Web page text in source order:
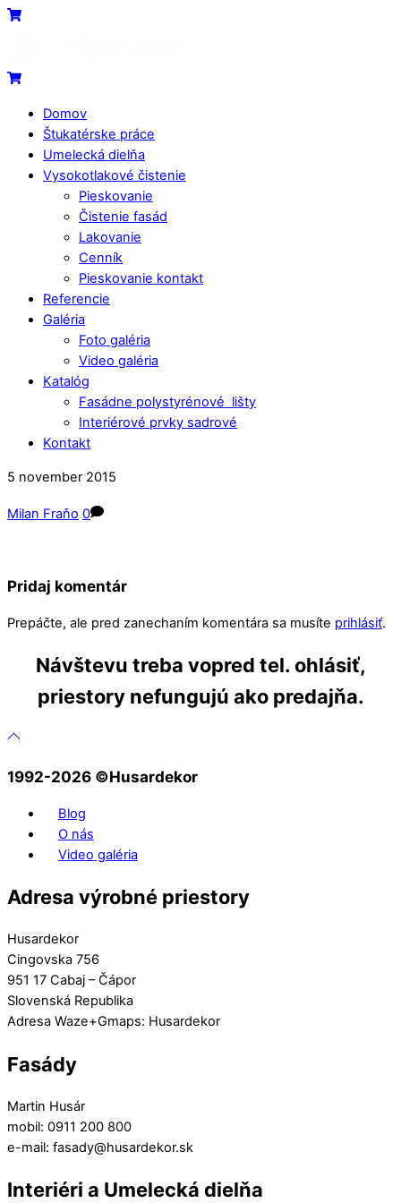
Skip
Menu
Cart
Cart
Domov
Štukatérske práce
Umelecká dielňa
Vysokotlakové čistenie
Pieskovanie
Čistenie fasád
Lakovanie
Cenník
Pieskovanie kontakt
Referencie
Galéria
Foto galéria
Video galéria
Katalóg
Fasádne polystyrénové lišty
Interiérové prvky sadrové
Kontakt
Close
Close
5 november 2015
Milan Fraňo 0
Pridaj komentár
Prepáčte, ale pred zanechaním komentára sa musíte prihlásiť.
Návštevu treba vopred tel. ohlásiť,
priestory nefungujú ako predajňa.
1992-2026 ©️Husardekor
Blog
O nás
Video galéria
Adresa výrobné priestory
Husardekor
Cingovska 756
951 17 Cabaj – Čápor
Slovenská Republika
Adresa Waze+Gmaps: Husardekor
Fasády
Martin Husár
mobil: 0911 200 800
e-mail: fasady@husardekor.sk
Interiéri a Umelecká dielňa